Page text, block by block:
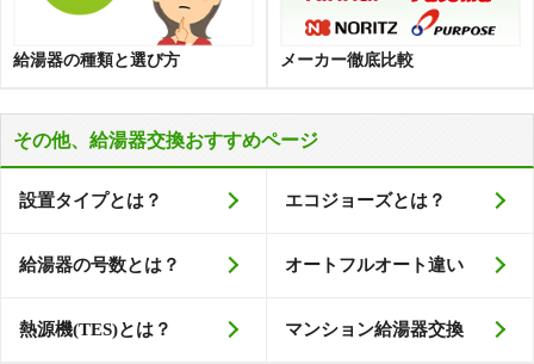
給湯器の種類と選び方 メーカー徹底比較
その他、給湯器交換おすすめページ
設置タイプとは？ エコジョーズとは？
給湯器の号数とは？ オートフルオート違い
熱源機(TES)とは？ マンション給湯器交換